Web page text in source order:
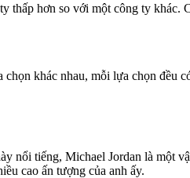
hơn so với một công ty
khác nhau, mỗi lựa chọn
tiếng, Michael Jordan là một
cao ấn tượng của anh ấy.